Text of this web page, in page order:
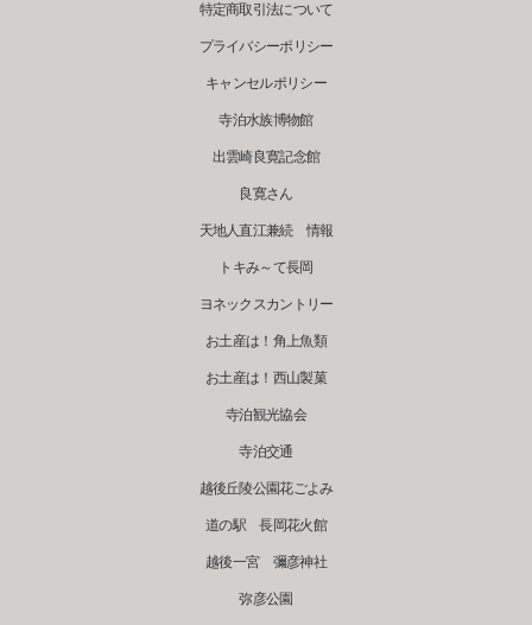
特定商取引法について
プライバシーポリシー
キャンセルポリシー
寺泊水族博物館
出雲崎良寛記念館
良寛さん
天地人直江兼続 情報
トキみ～て長岡
ヨネックスカントリー
お土産は！角上魚類
お土産は！西山製菓
寺泊観光協会
寺泊交通
越後丘陵公園花ごよみ
道の駅 長岡花火館
越後一宮 彌彦神社
弥彦公園